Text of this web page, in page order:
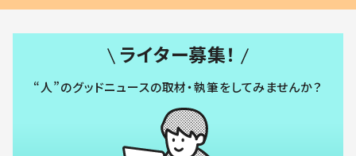
ライター募集！
“人”のグッドニュースの取材・執筆をしてみませんか？